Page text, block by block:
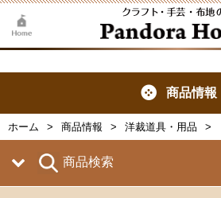
商品情報
ホーム 商品情報 洋裁道具・用品
商品検索